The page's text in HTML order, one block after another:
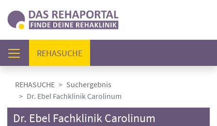
REHASUCHE(AKTUELL)
REHASUCHE
Suchergebnis
Dr. Ebel Fachklinik Carolinum
Dr. Ebel Fachklinik Carolinum